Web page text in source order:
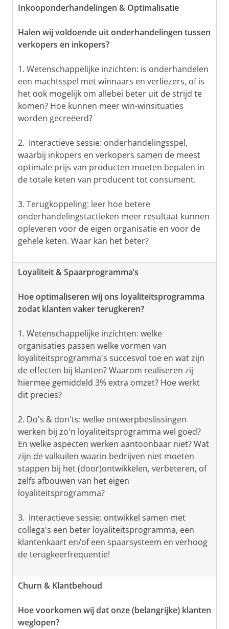
Inkooponderhandelingen & Optimalisatie
Halen wij voldoende uit onderhandelingen tussen
verkopers en inkopers?
1. Wetenschappelijke inzichten: is onderhandelen
een machtsspel met winnaars en verliezers, of is
het ook mogelijk om allebei beter uit de strijd te
komen? Hoe kunnen meer win-winsituaties
worden gecreëerd?
2. Interactieve sessie: onderhandelingsspel,
waarbij inkopers en verkopers samen de meest
optimale prijs van producten moeten bepalen in
de totale keten van producent tot consument.
3. Terugkoppeling: leer hoe betere
onderhandelingstactieken meer resultaat kunnen
opleveren voor de eigen organisatie en voor de
gehele keten. Waar kan het beter?
Loyaliteit & Spaarprogramma’s
Hoe optimaliseren wij ons loyaliteitsprogramma
zodat klanten vaker terugkeren?
1. Wetenschappelijke inzichten: welke
organisaties passen welke vormen van
loyaliteitsprogramma's succesvol toe en wat zijn
de effecten bij klanten? Waarom realiseren zij
hiermee gemiddeld 3% extra omzet? Hoe werkt
dit precies?
2. Do's & don'ts: welke ontwerpbeslissingen
werken bij zo'n loyaliteitsprogramma wel goed?
En welke aspecten werken aantoonbaar niet? Wat
zijn de valkuilen waarin bedrijven niet moeten
stappen bij het (door)ontwikkelen, verbeteren, of
zelfs afbouwen van het eigen
loyaliteitsprogramma?
3. Interactieve sessie: ontwikkel samen met
collega's een beter loyaliteitsprogramma, een
klantenkaart en/of een spaarsysteem en verhoog
de terugkeerfrequentie!
Churn & Klantbehoud
Hoe voorkomen wij dat onze (belangrijke) klanten
weglopen?